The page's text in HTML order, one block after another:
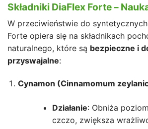
Składniki DiaFlex Forte –
W przeciwieństwie do
Forte opiera się na składnikach
naturalnego, które są bezpieczne i
przyswajalne:
Cynamon (Cinnamomum
Działanie: Obniża
czczo, zwiększa